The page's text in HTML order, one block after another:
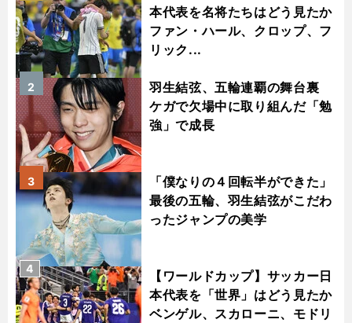
本代表を名将たちはどう見たか
ファン・ハール、クロップ、フ
リック...
羽生結弦、五輪連覇の舞台裏
ケガで欠場中に取り組んだ「勉
強」で成長
2
「僕なりの４回転半ができた」
最後の五輪、羽生結弦がこだわ
ったジャンプの美学
3
【ワールドカップ】サッカー日
本代表を「世界」はどう見たか
ベンゲル、スカローニ、モドリ
4